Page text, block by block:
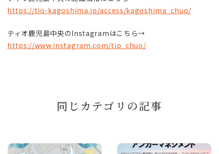
https://tio-kagoshima.jp/access/kagoshima_chuo/
ティオ鹿児島中央のInstagramはこちら→
https://www.instagram.com/tio_chuo/
同じカテゴリの記事